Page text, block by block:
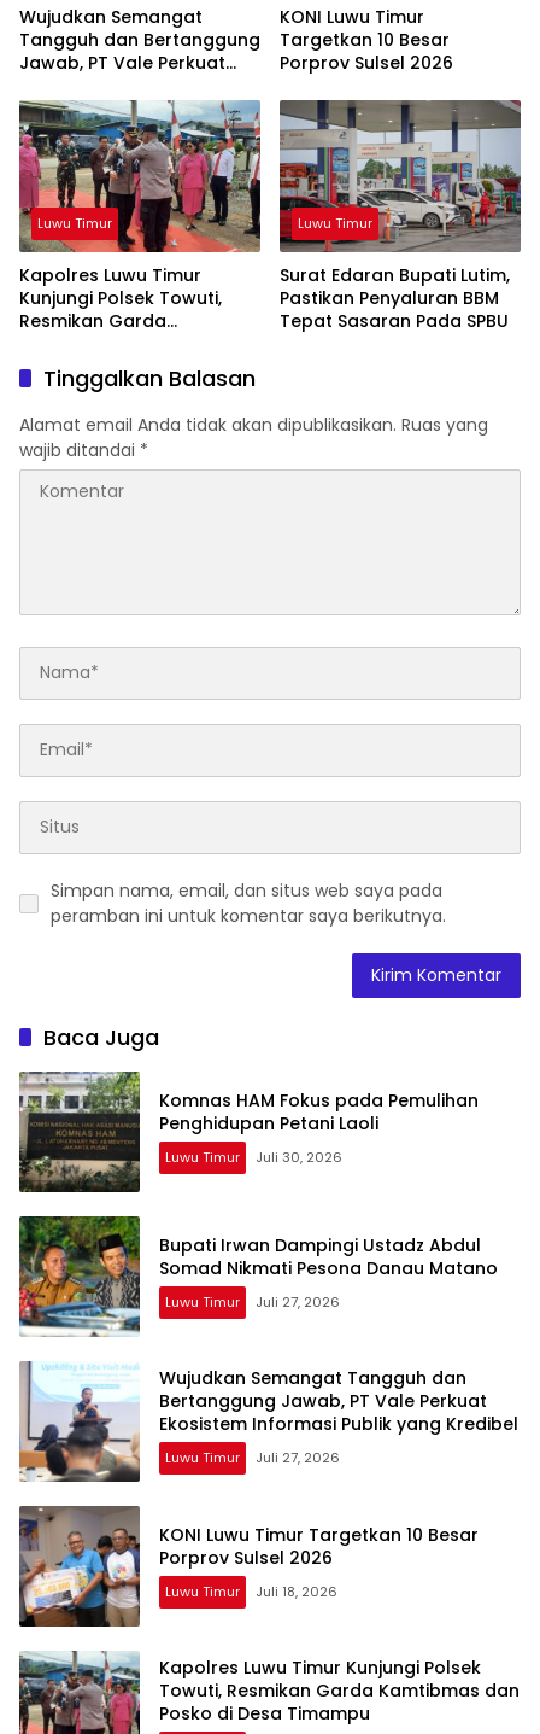
Wujudkan Semangat
Tangguh dan Bertanggung
Jawab, PT Vale Perkuat
yang Kredibel
KONI Luwu Timur
Targetkan 10 Besar
Porprov Sulsel 2026
Luwu Timur
Kapolres Luwu Timur
Kunjungi Polsek Towuti,
Resmikan Garda
Desa Timampu
Luwu Timur
Surat Edaran Bupati Lutim,
Pastikan Penyaluran BBM
Tepat Sasaran Pada SPBU
Tinggalkan Balasan
Alamat email Anda tidak akan dipublikasikan. Ruas yang
wajib ditandai *
Simpan nama, email, dan situs web saya pada
peramban ini untuk komentar saya berikutnya.
Baca Juga
Komnas HAM Fokus pada Pemulihan
Penghidupan Petani Laoli
Luwu Timur Juli 30, 2026
Bupati Irwan Dampingi Ustadz Abdul
Somad Nikmati Pesona Danau Matano
Luwu Timur Juli 27, 2026
Wujudkan Semangat Tangguh dan
Bertanggung Jawab, PT Vale Perkuat
Ekosistem Informasi Publik yang Kredibel
Luwu Timur Juli 27, 2026
KONI Luwu Timur Targetkan 10 Besar
Porprov Sulsel 2026
Luwu Timur Juli 18, 2026
Kapolres Luwu Timur Kunjungi Polsek
Towuti, Resmikan Garda Kamtibmas dan
Posko di Desa Timampu